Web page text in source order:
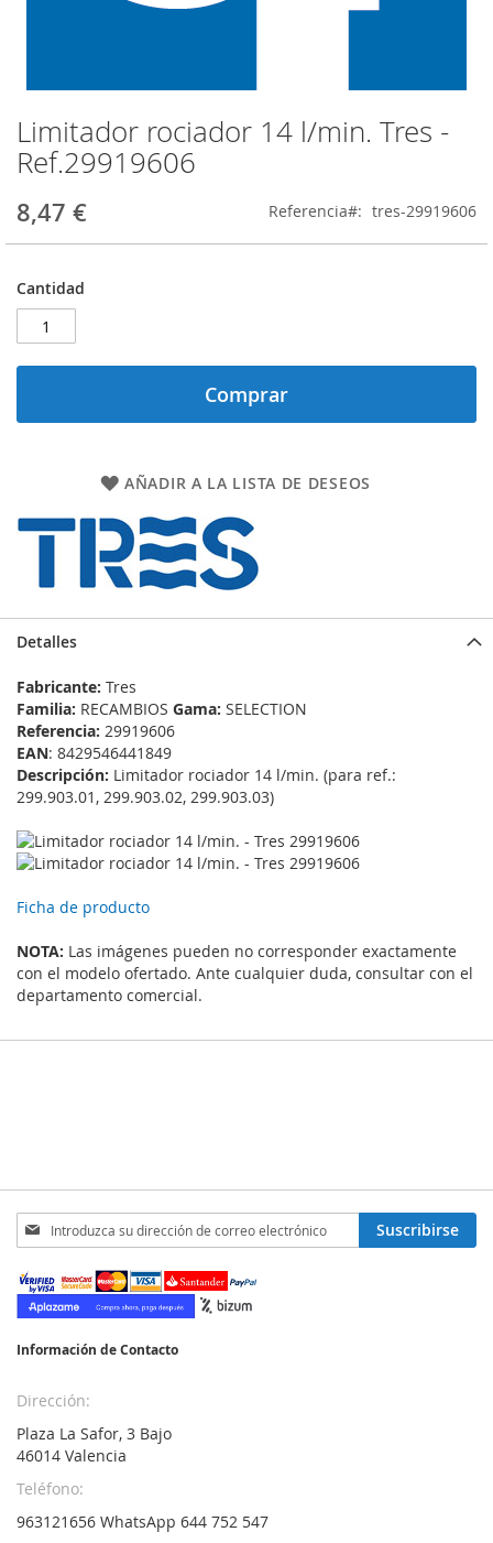
Limitador rociador 14 l/min. Tres -
Ref.29919606
8,47 € Referencia tres-29919606
Cantidad
Comprar
AÑADIR A LA LISTA DE DESEOS
Saltar
al
comienzo
la
imágenes
Detalles
Fabricante: Tres
Familia: RECAMBIOS Gama: SELECTION
Referencia: 29919606
EAN: 8429546441849
Descripción: Limitador rociador 14 l/min. (para ref.:
299.903.01, 299.903.02, 299.903.03)
Ficha de producto
NOTA: Las imágenes pueden no corresponder exactamente
con el modelo ofertado. Ante cualquier duda, consultar con el
departamento comercial.
Inscríbase
a
nuestro
boletín
de
Suscribirse
Información de Contacto
Dirección:
Plaza La Safor, 3 Bajo
46014 Valencia
Teléfono:
963121656 WhatsApp 644 752 547